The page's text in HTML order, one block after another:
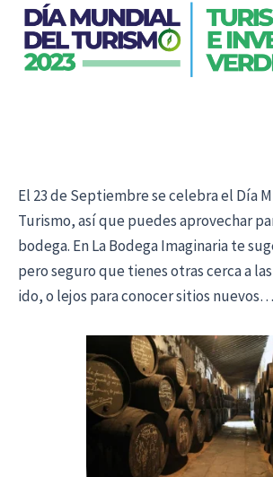
El 23 de Septiembre se celebra el Día
Turismo, así que puedes aprovechar
bodega. En La Bodega Imaginaria te
pero seguro que tienes otras cerca a
ido, o lejos para conocer sitios